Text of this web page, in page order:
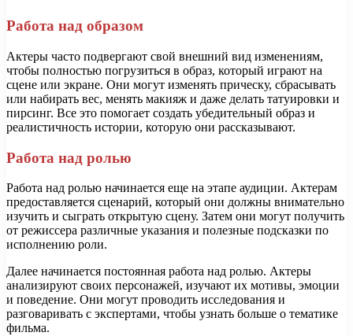
Работа над образом
Актеры часто подвергают свой внешний вид изменениям,
чтобы полностью погрузиться в образ, который играют на
сцене или экране. Они могут изменять прическу, сбрасывать
или набирать вес, менять макияж и даже делать татуировки и
пирсинг. Все это помогает создать убедительный образ и
реалистичность истории, которую они рассказывают.
Работа над ролью
Работа над ролью начинается еще на этапе аудиции. Актерам
предоставляется сценарий, который они должны внимательно
изучить и сыграть открытую сцену. Затем они могут получить
от режиссера различные указания и полезные подсказки по
исполнению роли.
Далее начинается постоянная работа над ролью. Актеры
анализируют своих персонажей, изучают их мотивы, эмоции
и поведение. Они могут проводить исследования и
разговаривать с экспертами, чтобы узнать больше о тематике
фильма.